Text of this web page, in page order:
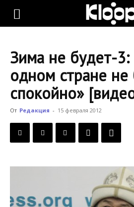
KLOOP.KG
Новости
Кыргызстана
Зима не будет-
одном стране не
спокойно»
От Редакция - 15 февраля 2012